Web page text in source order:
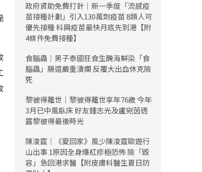
政府資助免費打針｜新一季度「流感疫
苗接種計劃」引入130萬劑疫苗 8類人可
優先接種 科興疫苗最快月底先到港【附
4條件免費接種】
食腦蟲｜男子泰國狂食生醃海鮮染「食
腦蟲」腸道嚴重潰爛 反覆大出血休克險
死
黎彼得離世｜黎彼得離世享年76歲 今年
3月已中風臥床 好友鍾志光及盧宛茵透
露黎彼得最後時光
陳浚霆｜《愛回家》風少陳浚霆歐遊行
山出事 1原因全身爆紅疹極恐怖 險「毀
容」急回港求醫【附皮膚科醫生夏日防